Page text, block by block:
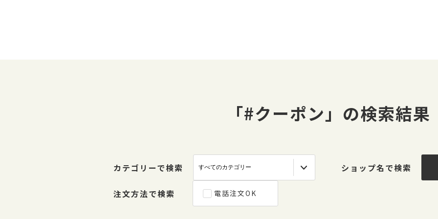
「#クーポン」の検索結果
カテゴリーで検索 ショップ名で検索
注文方法で検索 電話注文OK